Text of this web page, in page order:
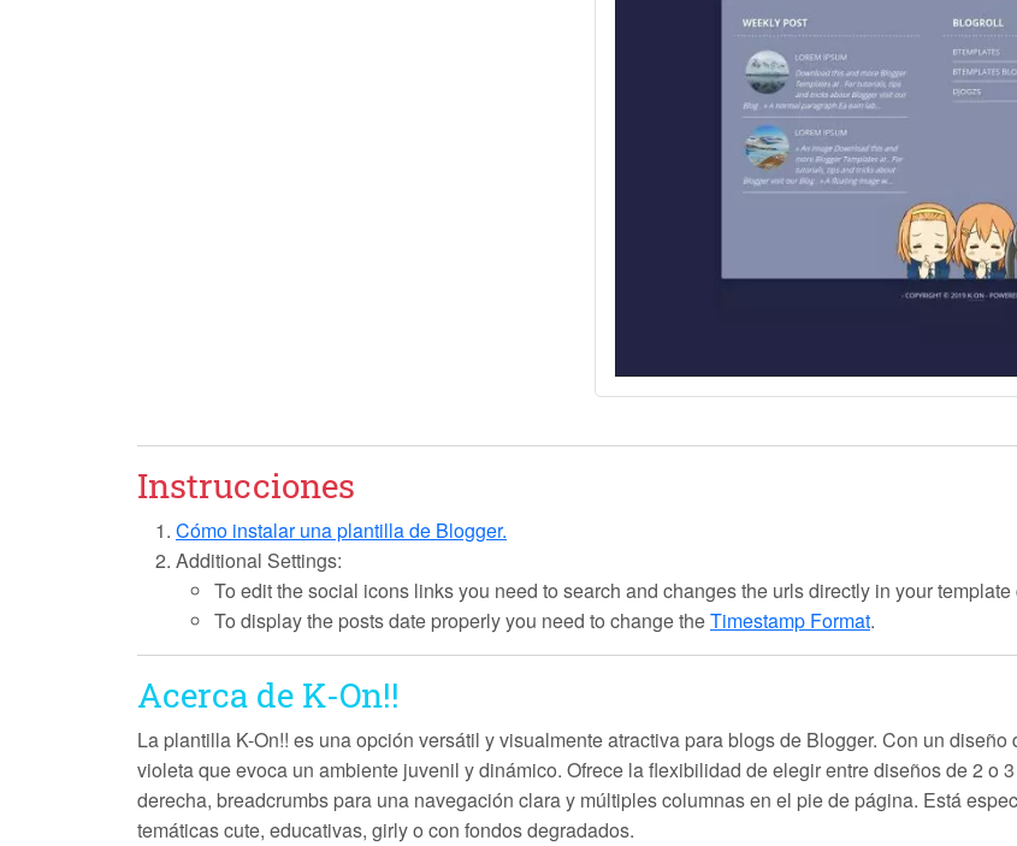
Instrucciones
Cómo instalar una plantilla de Blogger.
Additional Settings:
To edit the social icons links you need to search and changes the urls directly in your template
To display the posts date properly you need to change theTimestamp Format.
Acerca de K-On!!
La plantilla K-On!! es una opción versátil y visualmente atractiva para blogs de Blogger. Con un
violeta que evoca un ambiente juvenil y dinámico. Ofrece la flexibilidad de elegir entre diseños de2 o
derecha, breadcrumbs para una navegación clara y múltiples columnas en el pie de página. Está
temáticas cute, educativas, girly o con fondos degradados.